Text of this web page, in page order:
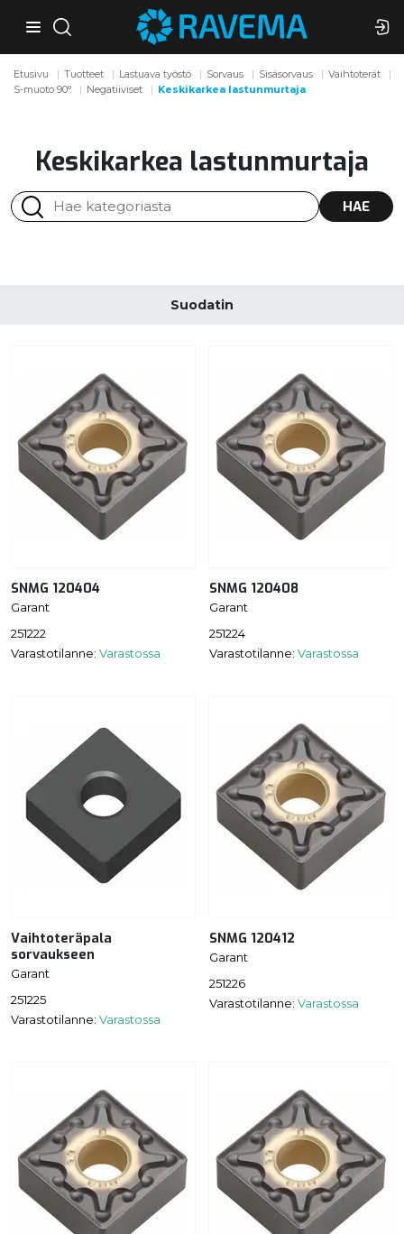
Etusivu Tuotteet Lastuava työstö Sorvaus Sisäsorvaus
Vaihtoterät
S-muoto 90°
Negatiiviset Keskikarkea lastunmurtaja
Keskikarkea lastunmurtaja
HAE
Suodatin
SNMG 120404
Garant
251222
Varastotilanne: Varastossa
SNMG 120408
Garant
251224
Varastotilanne: Varastossa
Vaihtoteräpala
sorvaukseen
Garant
251225
Varastotilanne: Varastossa
SNMG 120412
Garant
251226
Varastotilanne: Varastossa